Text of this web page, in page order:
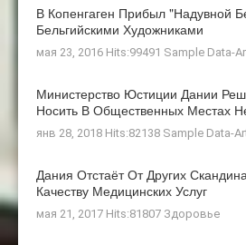
В Копенгаген Прибыл "Надувной
Бельгийскими Художниками
мая 23, 2016 Hits:99491 Sample Data-
Министерство Юстиции Дании
Носить В Общественных Местах
янв 28, 2018 Hits:82138 Sample Data-
Дания Отстаёт От Других
Качеству Медицинских Услуг
мая 21, 2017 Hits:81807 Здоровье